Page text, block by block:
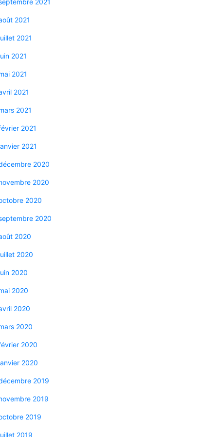
2021
2021
2021
2021
2021
2021
2021
2021
2021
2020
2020
2020
2020
2020
2020
2020
2020
2020
2020
2020
2020
2019
2019
2019
2019